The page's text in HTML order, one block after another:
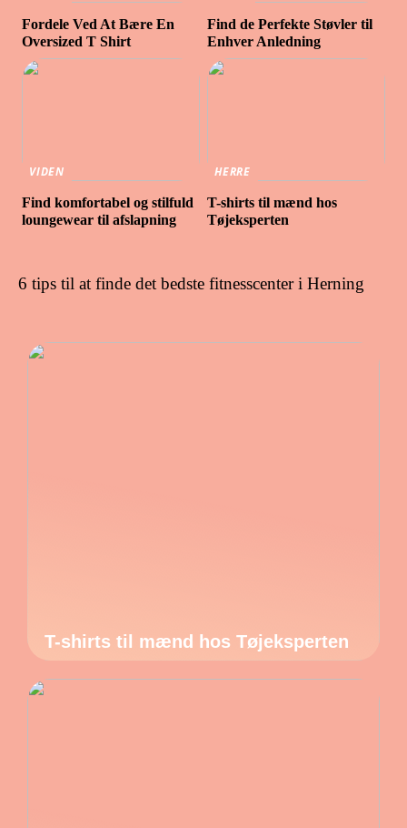
Fordele Ved At Bære En
Oversized T Shirt
Find de Perfekte Støvler til
Enhver Anledning
VIDEN
Find komfortabel og stilfuld
loungewear til afslapning
HERRE
T-shirts til mænd hos
Tøjeksperten
6 tips til at finde det bedste fitnesscenter i Herning
T-shirts til mænd hos Tøjeksperten